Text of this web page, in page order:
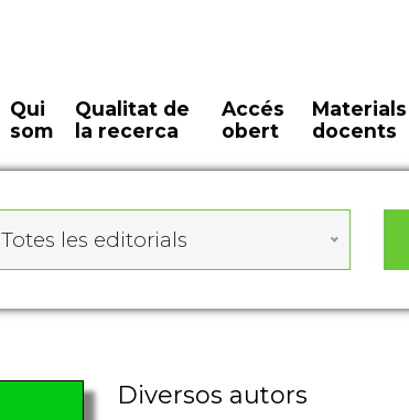
Qui
som
Qualitat de
la recerca
Accés
obert
Materials
docents
Totes les editorials
Diversos autors